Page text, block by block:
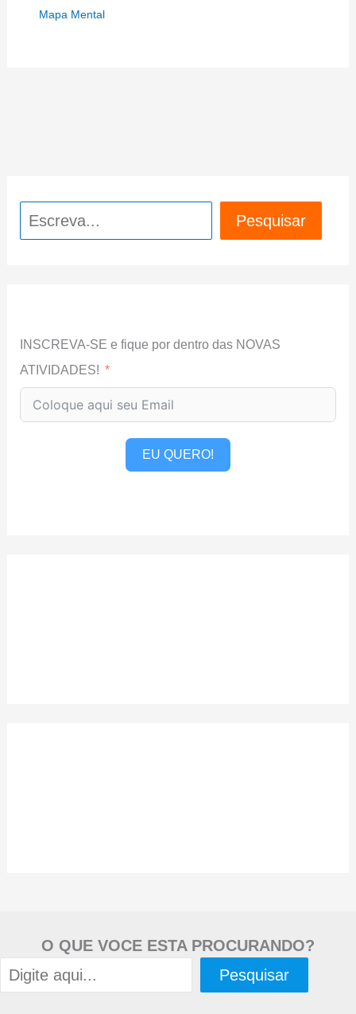
Mapa Mental
Pesquisar Pesquisar
INSCREVA-SE e fique por dentro das NOVAS
ATIVIDADES!
EU QUERO!
O QUE VOCE ESTA PROCURANDO?
Pesquisar